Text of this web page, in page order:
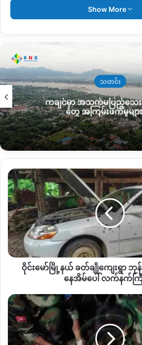
တယ်ဆိုတော့
ထိခိုက်တာမရှိတာပါ။
တယ်”လို့ပြောပါတယ်။
စစ်တပ်ဘက်နေ
လ
တာကြောင့်
မှာ လေယာဉ်ဗုံးကျရောက်ပေါက်ကွဲမှုရှိခဲ့ပေ
တွေမရှိခဲ့ဘူးလို့ ပြောပြတာဖြစ်ပါတယ်။
အခုလို စစ်တပ်ဘက်ကနေ ညတွင်းချင်းလ
ခဲ့တာဟာ ပြီးခဲ့တဲ့ မတ်လအတွင်း တိုက်ပွဲမှာ
အညံ့ခံဝင်ရောက်လာတဲ့ ရဲအုပ်တစ်ဦး ဇွန်လ
ဗျူဟာကုန်းထဲထွက်ပြေးလွတ်မြောက်သွားတ
ရှိတဲ့နေရာဘက်ကိုဦးတည်ပြီး လာရောက်ဗုံ
ဒါ့အပြင် မတ်လအတွင်းမှာပဲKIAပူးပေါင်
ထားပြီဖြစ်တဲ့
ဝိုင်းမော်မြို့နယ်ထဲက အောင်မြ
အောင်မြေ(၂)နေရာတွေမှာ စစ်ကောင်စီတ
တိုက်ခိုက်တာတွေ ဆက်လက်လုပ်ဆောင်နေ
ကြောင့် ထိခိုက်ပျက်စီးတာတွေကြုံနေရတ
ဒေသခံ
အမျိုးသားတစ်ဦးကKNG ကိုဆက်ပ
မနေ့ညလည်း ပစ်၊ တစ်နေ့ကလည်း အဲလိုပ
လက်နက်ကြီးက
စျေးနေရာတွေမှာတော
တယ်။ မနေ့ည ပစ်တာက ဘယ်ဘက်ထိတာ
သေးဘူး
လို့ပြောပါတယ်။
Show More
သတင်း
ကချင်မှာ အသက်မပြည့်သ
တွေ အကြမ်းဖက်မှုမျာ
ဝိုင်း
မော်
မြို့နယ် ခတ်ချို
ကျေးရွာ ဘုန်းကြီးကျောင်း
နဲ့
လူ
နေအိမ်
ပေါ် လက်နက်ကြီး
ကျ
ဝိုင်းမော်မြို့နယ် ခတ်ချိုကျေးရွာ ဘုန်
နေအိမ်ပေါ် လက်နက်ကြီ
စစ်
ကောင်စီ
တပ်
ရဲ့
လုပ်ရပ်